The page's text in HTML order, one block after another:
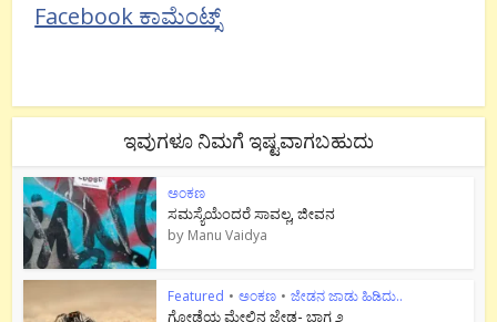
Facebook ಕಾಮೆಂಟ್ಸ್
ಇವುಗಳೂ ನಿಮಗೆ ಇಷ್ಟವಾಗಬಹುದು
ಅಂಕಣ
ಸಮಸ್ಯೆಯೆಂದರೆ ಸಾವಲ್ಲ, ಜೀವನ
by Manu Vaidya
Featured • ಅಂಕಣ • ಜೇಡನ ಜಾಡು ಹಿಡಿದು..
ಗೋಡೆಯ ಮೇಲಿನ ಜೇಡ- ಭಾಗ ೨